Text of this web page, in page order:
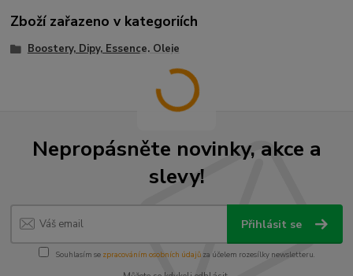
Zboží zařazeno v kategoriích
Boostery, Dipy, Essence, Oleje
Nepropásněte novinky, akce a
slevy!
Přihlásit se
Souhlasím se zpracováním osobních údajůza účelem rozesílky newsletteru.